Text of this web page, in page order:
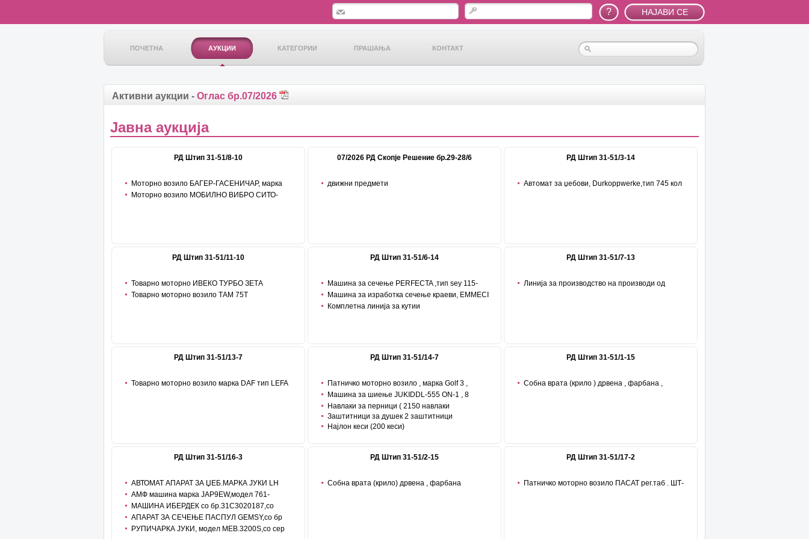
?
ПОЧЕТНА АУКЦИИ КАТЕГОРИИ ПРАШАЊА КОНТАКТ
Активни аукции - Оглас бр.07/2026
Јавна аукција
РД Штип 31-51/8-10
Моторно возило БАГЕР-ГАСЕНИЧАР, марка
CATERPILLAR, модел 330В, тип 330BL год. на
производство 1999
Моторно возило МОБИЛНО ВИБРО СИТО-
07/2026 РД Скопје Решение бр.29-28/6
движни предмети
РД Штип 31-51/3-14
Автомат за џебови, Durkoppwerke,тип 745 кол
РД Штип 31-51/11-10
Товарно моторно ИВЕКО ТУРБО ЗЕТА
,произведено 1988 година , ST-1512-AB
Товарно моторно возило ТАМ 75Т
РД Штип 31-51/6-14
Машина за сечење PERFECTA ,тип sey 115-
1,сериски број 43583,
Машина за изработка сечење краеви, EMMECI
,тип TA 98,сериски број TA 9808042
Комплетна линија за кутии
РД Штип 31-51/7-13
Линија за производство на производи од
РД Штип 31-51/13-7
Товарно моторно возило марка DAF тип LEFA
РД Штип 31-51/14-7
Патничко моторно возило , марка Golf 3 ,
регистерски број ST-802-KX произведено 1995год
Машина за шиење JUKIDDL-555 ON-1 , 8
МАШИНИ
Навлаки за перници ( 2150 навлаки
Заштитници за душек 2 заштитници
Најлон кеси (200 кеси)
РД Штип 31-51/1-15
Собна врата (крило ) дрвена , фарбана ,
РД Штип 31-51/16-3
АВТОМАТ АПАРАТ ЗА ЏЕБ.МАРКА ЈУКИ LH
-896,СО СЕР,БРОЈ 2A4HF00021(комплет маш со
АМФ машина марка JAP9EW,модел 761-
1,сериал 12311со мотор,марка ISEWING ,сер бр
МАШИНА ИБЕРДЕК со бр.31С3020187,со
мотор марка CLUTCH,C14276869
АПАРАТ ЗА СЕЧЕЊЕ ПАСПУЛ GEMSY,со бр
804285644 и со мотор GEMSY,модел RM1818-1A
РУПИЧАРКА ЈУКИ, модел MEB.3200S,со сер
РД Штип 31-51/2-15
Собна врата (крило) дрвена , фарбана
РД Штип 31-51/17-2
Патничко моторно возило ПАСАТ рег.таб . ШТ-